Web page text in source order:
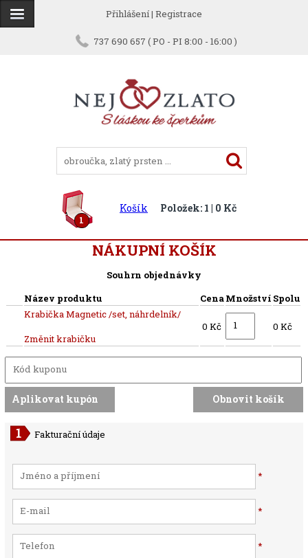
Přihlášení| Registrace
737 690 657 ( PO - PI 8:00 - 16:00 )
1
Košík Položek: 1 | 0 Kč
NÁKUPNÍ KOŠÍK
Souhrn objednávky
Název produktu
CenaMnožství Spolu
Krabička Magnetic /set, náhrdelník/
Změnit krabičku
0 Kč 0 Kč
Fakturační údaje
*
*
*